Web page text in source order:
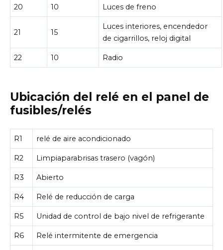
20 10 Luces de freno
21 15
Luces interiores, encendedor
de cigarrillos, reloj digital
22 10 Radio
Ubicación del relé en el panel de
fusibles/relés
R1 relé de aire acondicionado
R2 Limpiaparabrisas trasero (vagón)
R3 Abierto
R4 Relé de reducción de carga
R5 Unidad de control de bajo nivel de refrigerante
R6 Relé intermitente de emergencia